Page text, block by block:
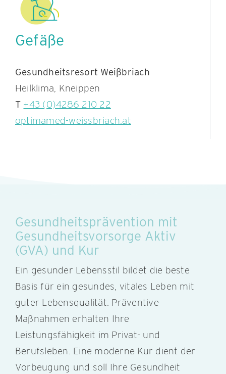
Gefäße
Gesundheitsresort Weißbriach
Heilklima, Kneippen
T +43 (0)4286 210 22
optimamed-weissbriach.at
Gesundheitsprävention mit
Gesundheitsvorsorge Aktiv
(GVA) und Kur
Ein gesunder Lebensstil bildet die beste
Basis für ein gesundes, vitales Leben mit
guter Lebensqualität. Präventive
Maßnahmen erhalten Ihre
Leistungsfähigkeit im Privat- und
Berufsleben. Eine moderne Kur dient der
Vorbeugung und soll Ihre Gesundheit